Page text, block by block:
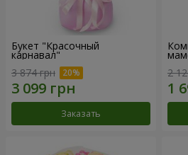
Букет "Красочный
карнавал"
3 874 грн
Заказать
2